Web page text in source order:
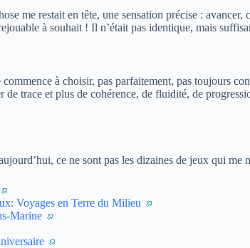
me restait en tête, une sensation précise :
à souhait ! Il n’était pas identique, mais
commence à choisir, pas parfaitement, pas toujours
de trace et plus de cohérence, de fluidité, de
ce ne sont pas les dizaines de jeux qui me
Voyages en Terre du Milieu
Marine